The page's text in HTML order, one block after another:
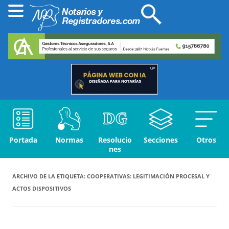
Portada Normas
Resolucio
nes
Secciones Otros
ARCHIVO DE LA ETIQUETA: COOPERATIVAS: LEGITIMACIÓN PROCESAL Y
ACTOS DISPOSITIVOS